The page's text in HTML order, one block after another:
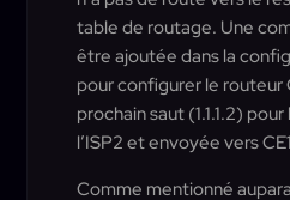
table de routage. Une
être ajoutée dans la
pour configurer le routeur
prochain saut (1.1.1.2)
l’ISP2 et envoyée vers
Comme mentionné